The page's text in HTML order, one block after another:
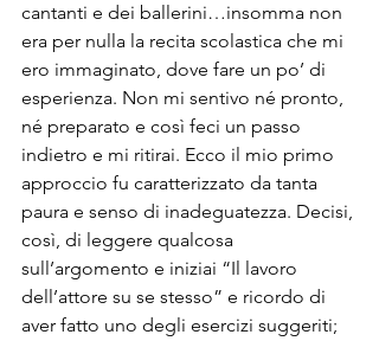
cantanti e dei ballerini…insomma non
era per nulla la recita scolastica che mi
ero immaginato, dove fare un po’ di
esperienza. Non mi sentivo né pronto,
né preparato e così feci un passo
indietro e mi ritirai. Ecco il mio primo
approccio fu caratterizzato da tanta
paura e senso di inadeguatezza. Decisi,
così, di leggere qualcosa
sull’argomento e iniziai “Il lavoro
dell’attore su se stesso” e ricordo di
aver fatto uno degli esercizi suggeriti;